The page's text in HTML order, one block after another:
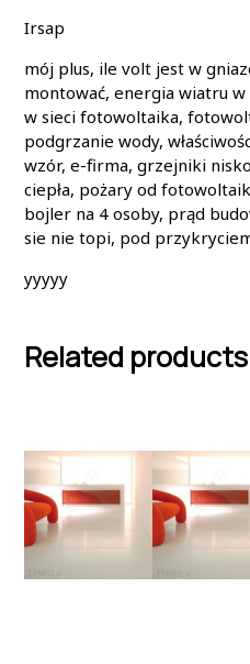
Irsap
mój plus, ile volt jest w
montować, energia wiatru
w sieci fotowoltaika,
podgrzanie wody,
wzór, e-firma, grzejniki
ciepła, pożary od
bojler na 4 osoby, prąd
sie nie topi, pod
yyyyy
Related products